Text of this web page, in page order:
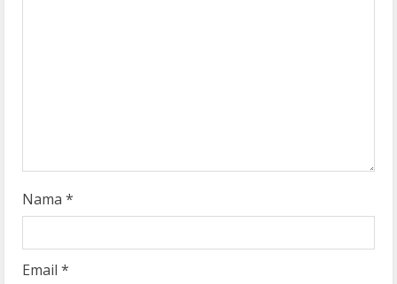
Nama *
Email *